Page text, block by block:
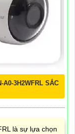
A0-3H2WFRL SẮC
là sự lựa chọn